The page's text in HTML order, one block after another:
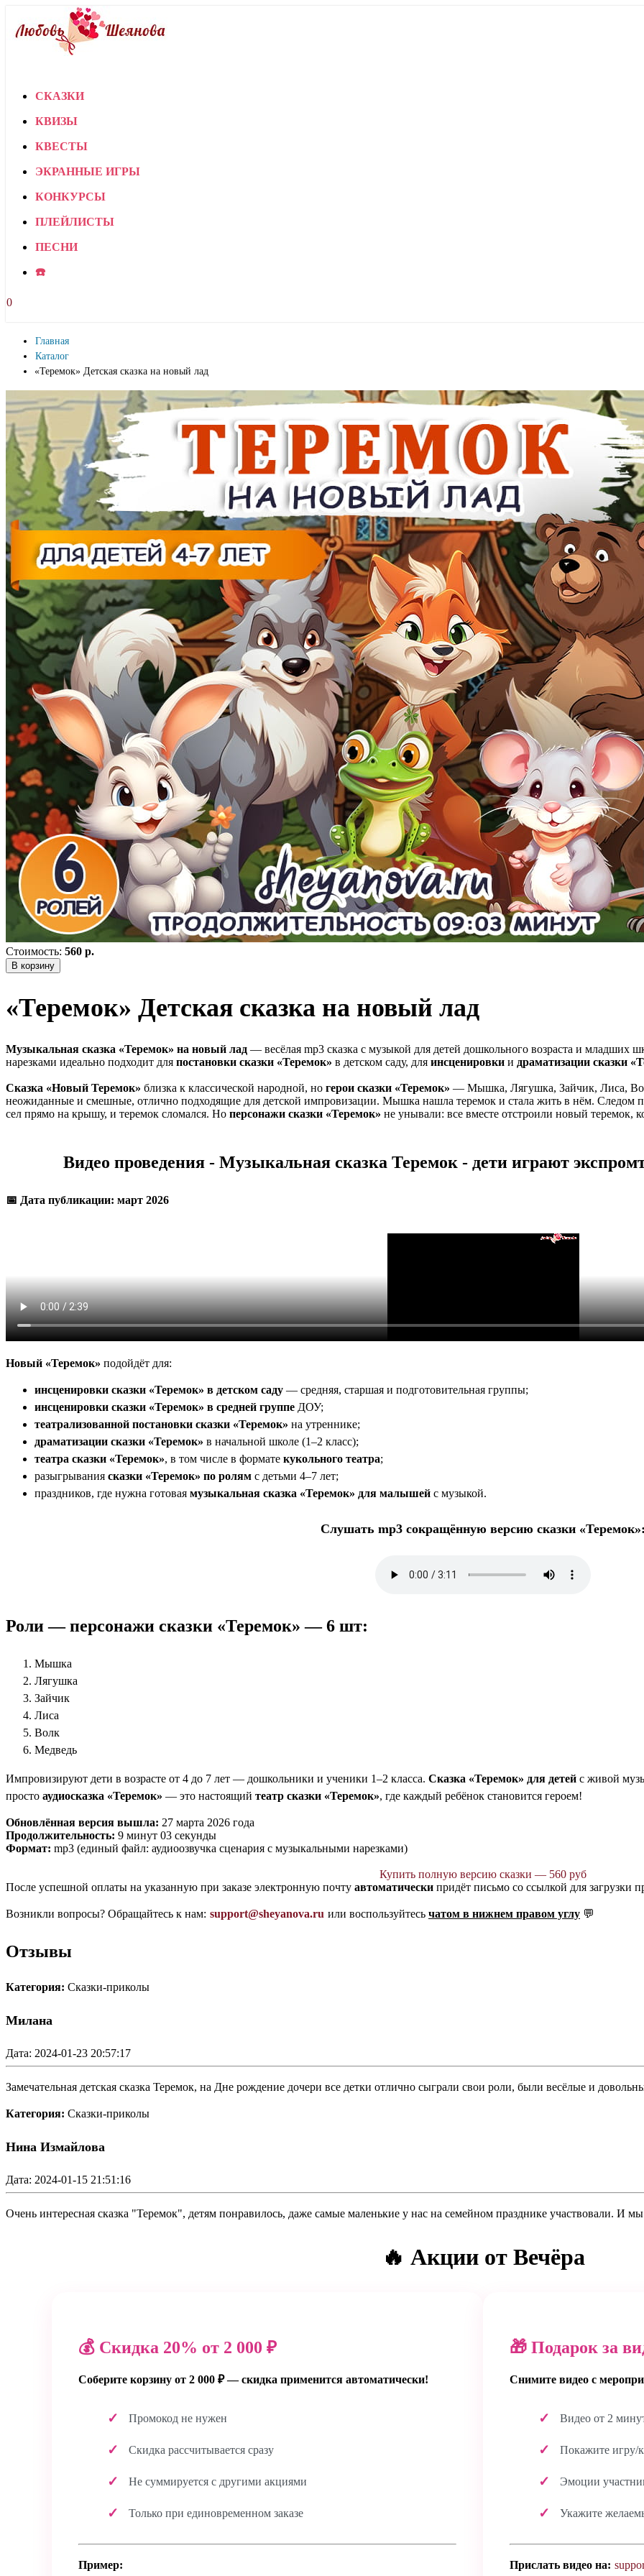
СКАЗКИ
КВИЗЫ
КВЕСТЫ
ЭКРАННЫЕ ИГРЫ
КОНКУРСЫ
ПЛЕЙЛИСТЫ
ПЕСНИ
☎️
0
Главная
Каталог
«Теремок» Детская сказка на новый лад
Стоимость: 560 р.
В корзину
«Теремок» Детская сказка на новый лад
Музыкальная сказка «Теремок» на новый лад — весёлая mp3 сказка с музыкой для детей дошкольного возраста и младших
нарезками идеально подходит для постановки сказки «Теремок» в детском саду, для инсценировки и драматизации сказки
Сказка «Новый Теремок» близка к классической народной, но герои сказки «Теремок» — Мышка, Лягушка, Зайчик, Лиса,
неожиданные и смешные, отлично подходящие для детской импровизации. Мышка нашла теремок и стала жить в нём. Следом
сел прямо на крышу, и теремок сломался. Но персонажи сказки «Теремок» не унывали: все вместе отстроили новый теремок,
Видео проведения - Музыкальная сказка Теремок- дети играют
📅 Дата публикации: март 2026
Новый «Теремок» подойдёт для:
инсценировки сказки «Теремок» в детском саду — средняя, старшая и подготовительная группы;
инсценировки сказки «Теремок» в средней группе ДОУ;
театрализованной постановки сказки «Теремок» на утреннике;
драматизации сказки «Теремок» в начальной школе (1–2 класс);
театра сказки «Теремок», в том числе в формате кукольного театра;
разыгрывания сказки «Теремок» по ролям с детьми 4–7 лет;
праздников, где нужна готовая музыкальная сказка «Теремок» для малышей с музыкой.
Слушать mp3 сокращённую версию сказки
Роли — персонажи сказки «Теремок» — 6 шт:
Мышка
Лягушка
Зайчик
Лиса
Волк
Медведь
Импровизируют дети в возрасте от 4 до 7 лет — дошкольники и ученики 1–2 класса. Сказка «Теремок» для детей с живой
просто аудиосказка «Теремок» — это настоящий театр сказки «Теремок», где каждый ребёнок становится героем!
Обновлённая версия вышла: 27 марта 2026 года
Продолжительность: 9 минут 03 секунды
Формат: mp3 (единый файл: аудиоозвучка сценария с музыкальными нарезками)
Купить полную версию сказки — 560 руб
После успешной оплаты на указанную при заказе электронную почту автоматически придёт письмо со ссылкой для загрузки
Возникли вопросы? Обращайтесь к нам: support@sheyanova.ru или воспользуйтесь чатом в нижнем правом углу 💬
Отзывы
Категория: Сказки-приколы
Милана
Дата: 2024-01-23 20:57:17
Замечательная детская сказка Теремок, на Дне рождение дочери все детки отлично сыграли свои роли, были весёлые и
Категория: Сказки-приколы
Нина Измайлова
Дата: 2024-01-15 21:51:16
Очень интересная сказка "Теремок", детям понравилось, даже самые маленькие у нас на семейном празднике участвовали. И
🔥 Акции от Вечёра
💰 Скидка 20% от 2 000 ₽
Соберите корзину от 2 000 ₽ — скидка применится автоматически!
Промокод не нужен
Скидка рассчитывается сразу
Не суммируется с другими акциями
Только при единовременном заказе
Пример:
🎁 Подарок за
Снимите видео с
Видео от 2
Покажите игру/
Эмоции
Укажите
Прислать видео на: